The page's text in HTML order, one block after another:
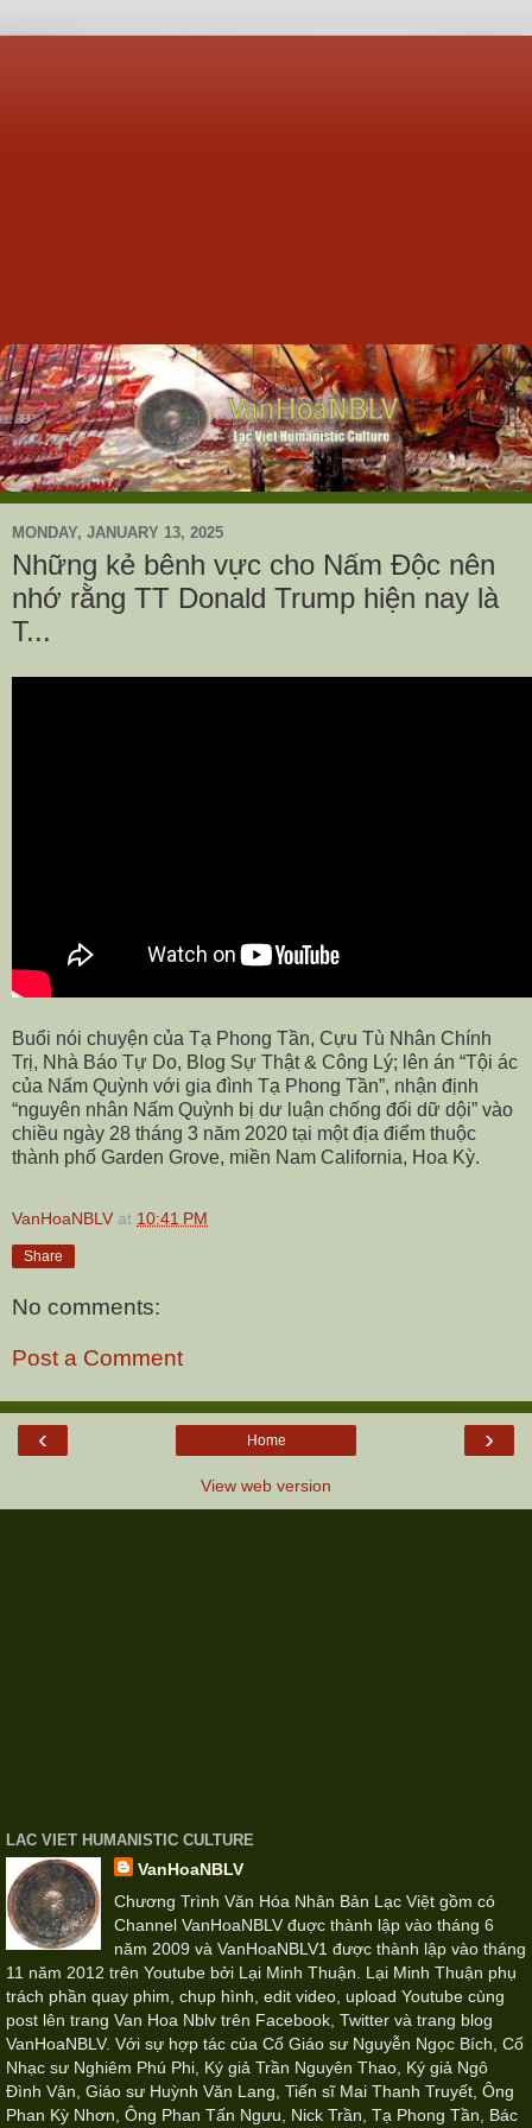
MONDAY, JANUARY 13, 2025
Những kẻ bênh vực cho Nấm Độc nên
nhớ rằng TT Donald Trump hiện nay là
T...
Buổi nói chuyện của Tạ Phong Tần, Cựu Tù Nhân Chính
Trị, Nhà Báo Tự Do, Blog Sự Thật & Công Lý; lên án “Tội ác
của Nấm Quỳnh với gia đình Tạ Phong Tần”, nhận định
“nguyên nhân Nấm Quỳnh bị dư luận chống đối dữ dội” vào
chiều ngày 28 tháng 3 năm 2020 tại một địa điểm thuộc
thành phố Garden Grove, miền Nam California, Hoa Kỳ.
VanHoaNBLV at 10:41 PM
Share
No comments:
Post a Comment
‹ ›
Home
View web version
LAC VIET HUMANISTIC CULTURE
VanHoaNBLV
Chương Trình Văn Hóa Nhân Bản Lạc Việt gồm có
Channel VanHoaNBLV đuợc thành lập vào tháng 6
năm 2009 và VanHoaNBLV1 được thành lập vào tháng
11 năm 2012 trên Youtube bởi Lại Minh Thuận. Lại Minh Thuận phụ
trách phần quay phim, chụp hình, edit video, upload Youtube cùng
post lên trang Van Hoa Nblv trên Facebook, Twitter và trang blog
VanHoaNBLV. Với sự hợp tác của Cố Giáo sư Nguyễn Ngọc Bích, Cố
Nhạc sư Nghiêm Phú Phi, Ký giả Trần Nguyên Thao, Ký giả Ngô
Đình Vận, Giáo sư Huỳnh Văn Lang, Tiến sĩ Mai Thanh Truyết, Ông
Phan Kỳ Nhơn, Ông Phan Tấn Ngưu, Nick Trần, Tạ Phong Tần, Bác